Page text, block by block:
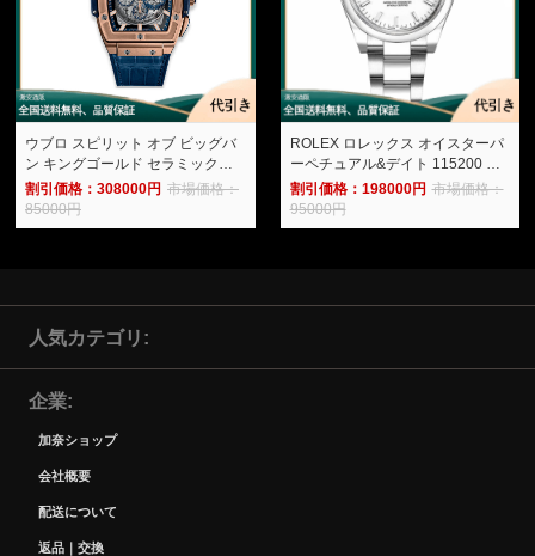
ウブロ スピリット オブ ビッグバ
ン キングゴールド セラミック
601.OX.7180.LR-加奈ショップ
割引価格：308000円 市場価格：
85000円
ROLEX ロレックス オイスターパ
ーペチュアル&デイト 115200 ホ
ワイト-加奈ショップ
割引価格：198000円 市場価格：
95000円
人気カテゴリ
企業
加奈ショップ
会社概要
配送について
返品｜交換